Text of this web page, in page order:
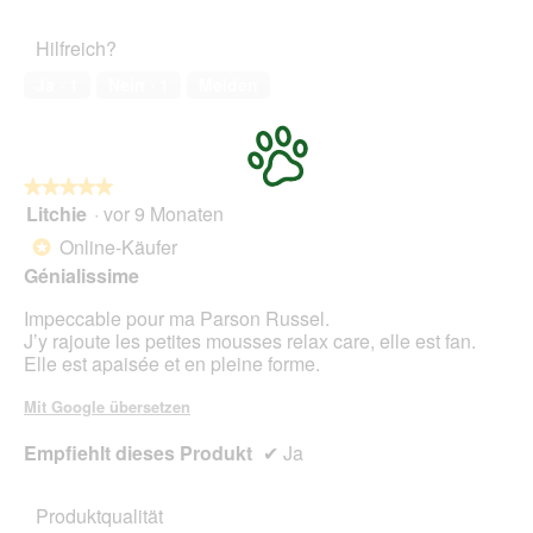
1
Hilfreich?
★★★★★
★★★★★
5
Sternen.
Litchie · vor 9 Monaten
* Online-Käufer
Génialissime
Impeccable pour ma Parson Russel.
J’y rajoute les petites mousses relax care, elle est fan.
Elle est apaisée et en pleine forme.
Mit Google übersetzen
Empfiehlt dieses Produkt ✔ Ja
Produktqualität